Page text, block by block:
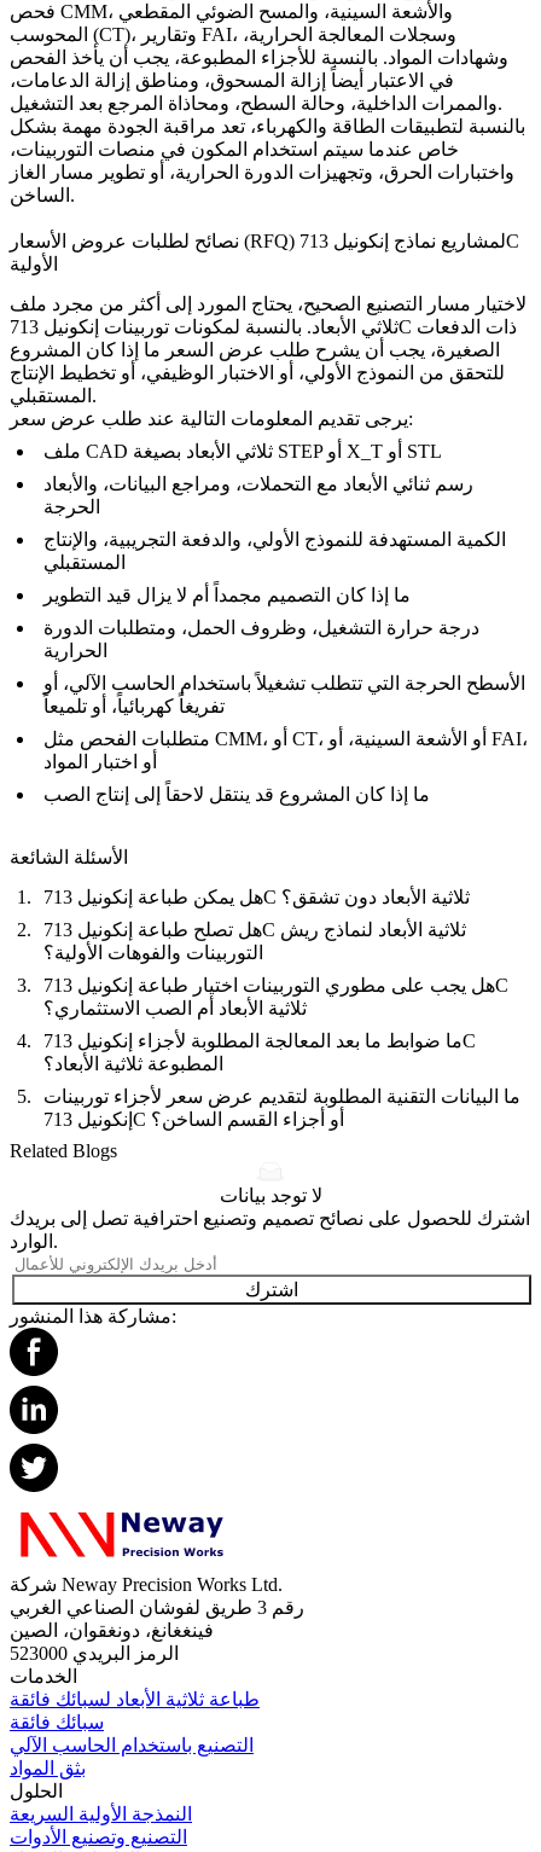
فحص CMM، والأشعة السينية، والمسح الضوئي المقطعي
المحوسب (CT)، وتقارير FAI، وسجلات المعالجة الحرارية،
وشهادات المواد. بالنسبة للأجزاء المطبوعة، يجب أن يأخذ الفحص
في الاعتبار أيضاً إزالة المسحوق، ومناطق إزالة الدعامات،
والممرات الداخلية، وحالة السطح، ومحاذاة المرجع بعد التشغيل.
بالنسبة لتطبيقات الطاقة والكهرباء، تعد مراقبة الجودة مهمة بشكل
خاص عندما سيتم استخدام المكون في منصات التوربينات،
واختبارات الحرق، وتجهيزات الدورة الحرارية، أو تطوير مسار الغاز
الساخن.
نصائح لطلبات عروض الأسعار (RFQ) لمشاريع نماذج إنكونيل 713C
الأولية
لاختيار مسار التصنيع الصحيح، يحتاج المورد إلى أكثر من مجرد ملف
ثلاثي الأبعاد. بالنسبة لمكونات توربينات إنكونيل 713C ذات الدفعات
الصغيرة، يجب أن يشرح طلب عرض السعر ما إذا كان المشروع
للتحقق من النموذج الأولي، أو الاختبار الوظيفي، أو تخطيط الإنتاج
المستقبلي.
يرجى تقديم المعلومات التالية عند طلب عرض سعر:
ملف CAD ثلاثي الأبعاد بصيغة STEP أو X_T أو STL
رسم ثنائي الأبعاد مع التحملات، ومراجع البيانات، والأبعاد
الحرجة
الكمية المستهدفة للنموذج الأولي، والدفعة التجريبية، والإنتاج
المستقبلي
ما إذا كان التصميم مجمداً أم لا يزال قيد التطوير
درجة حرارة التشغيل، وظروف الحمل، ومتطلبات الدورة
الحرارية
الأسطح الحرجة التي تتطلب تشغيلاً باستخدام الحاسب الآلي، أو
تفريغاً كهربائياً، أو تلميعاً
متطلبات الفحص مثل CMM، أو CT، أو الأشعة السينية، أو FAI،
أو اختبار المواد
ما إذا كان المشروع قد ينتقل لاحقاً إلى إنتاج الصب
الأسئلة الشائعة
هل يمكن طباعة إنكونيل 713C ثلاثية الأبعاد دون تشقق؟
هل تصلح طباعة إنكونيل 713C ثلاثية الأبعاد لنماذج ريش
التوربينات والفوهات الأولية؟
هل يجب على مطوري التوربينات اختيار طباعة إنكونيل 713C
ثلاثية الأبعاد أم الصب الاستثماري؟
ما ضوابط ما بعد المعالجة المطلوبة لأجزاء إنكونيل 713C
المطبوعة ثلاثية الأبعاد؟
ما البيانات التقنية المطلوبة لتقديم عرض سعر لأجزاء توربينات
إنكونيل 713C أو أجزاء القسم الساخن؟
Related Blogs
لا توجد بيانات
اشترك للحصول على نصائح تصميم وتصنيع احترافية تصل إلى بريدك
الوارد.
اشترك
مشاركة هذا المنشور:
شركة Neway Precision Works Ltd.
رقم 3 طريق لفوشان الصناعي الغربي
فينغغانغ، دونغقوان، الصين
الرمز البريدي 523000
الخدمات
طباعة ثلاثية الأبعاد لسبائك فائقة
سبائك فائقة
التصنيع باستخدام الحاسب الآلي
بثق المواد
الحلول
النمذجة الأولية السريعة
التصنيع وتصنيع الأدوات